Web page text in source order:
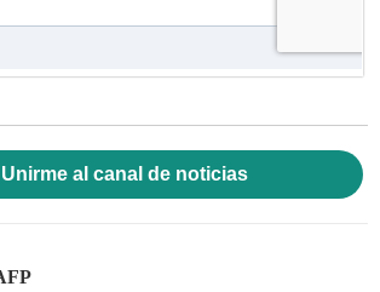
Unirme al canal de noticias